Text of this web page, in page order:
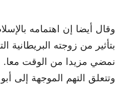
بتأثير من زوجته البريطانية
نمضي مزيدا من الوقت معا.